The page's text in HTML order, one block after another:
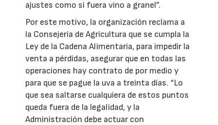
ajustes como si fuera vino a granel”.
Por este motivo, la organización reclama a
la Consejería de Agricultura que se cumpla la
Ley de la Cadena Alimentaria, para impedir la
venta a pérdidas, asegurar que en todas las
operaciones hay contrato de por medio y
para que se pague la uva a treinta días. “Lo
que sea saltarse cualquiera de estos puntos
queda fuera de la legalidad, y la
Administración debe actuar con